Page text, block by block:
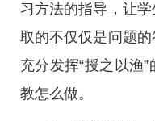
习方法的指导，让
取的不仅仅是问题的
充分发挥“授之以渔
教怎么做。